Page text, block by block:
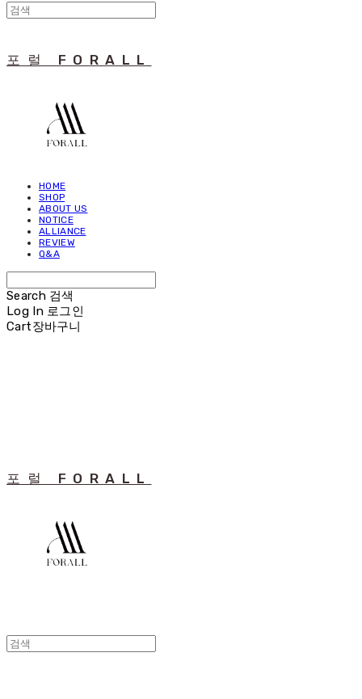
포럴 FORALL
HOME
SHOP
ABOUT US
NOTICE
ALLIANCE
REVIEW
Q&A
Search 검색
Log In 로그인
Cart장바구니
포럴 FORALL